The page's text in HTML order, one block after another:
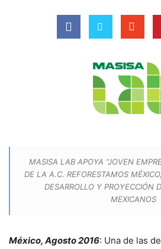
MASISA LAB APOYA “JOVEN
DE LA A.C. REFORESTAMOS
DESARROLLO Y PROYECCIÓN
MEXICANOS
México, Agosto 2016: Una de las